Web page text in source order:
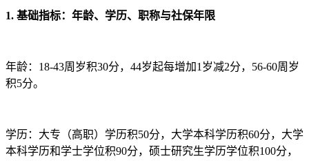
1. 基础指标：年龄、学历、职称与社保年限
年龄：18-43周岁积30分，44岁起每增加1岁减2分，56-60周岁
积5分。
学历：大专（高职）学历积50分，大学本科学历积60分，大学
本科学历和学士学位积90分，硕士研究生学历学位积100分，